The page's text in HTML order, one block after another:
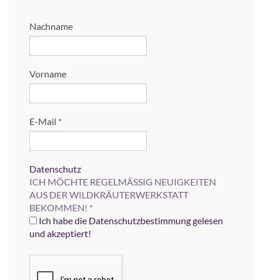
Nachname
Vorname
E-Mail *
Datenschutz
ICH MÖCHTE REGELMÄSSIG NEUIGKEITEN
AUS DER WILDKRÄUTERWERKSTATT
BEKOMMEN! *
Ich habe die Datenschutzbestimmung gelesen
und akzeptiert!